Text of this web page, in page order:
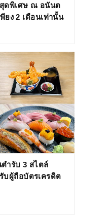
ดพิเศษ ณ อนันต
ยง 2 เดือนเท่านั้น
ำรับ 3 สไตล์
บผู้ถือบัตรเครดิต